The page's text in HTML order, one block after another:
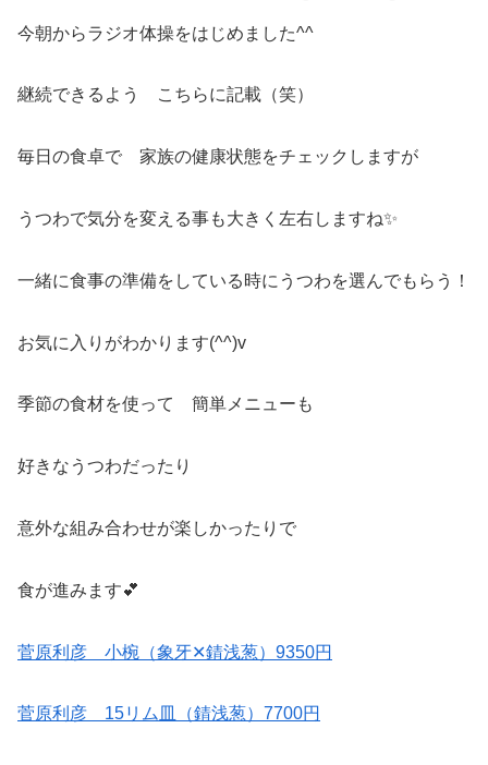
今朝からラジオ体操をはじめました^^
継続できるよう こちらに記載（笑）
毎日の食卓で 家族の健康状態をチェックしますが
うつわで気分を変える事も大きく左右しますね✨
一緒に食事の準備をしている時にうつわを選んでもらう！
お気に入りがわかります(^^)v
季節の食材を使って 簡単メニューも
好きなうつわだったり
意外な組み合わせが楽しかったりで
食が進みます💕
菅原利彦 小椀（象牙✕錆浅葱）9350円
菅原利彦 15リム皿（錆浅葱）7700円